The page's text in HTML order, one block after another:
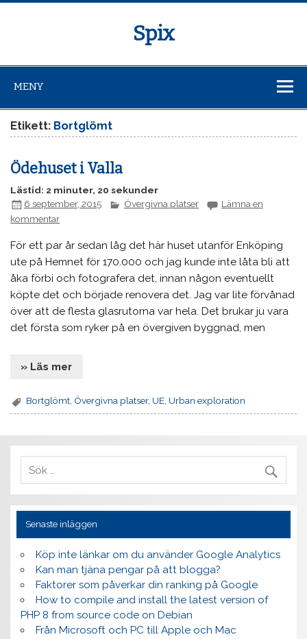
Spix
MENY
Etikett: Bortglömt
Ödehuset i Valla
Lästid: 2 minuter, 20 sekunder
6 september, 2015
Övergivna platser
Lämna en
kommentar
För ett par år sedan låg det här huset utanför Enköping
ute på Hemnet för 170.000 och jag kunde inte låta bli att
åka förbi och fotografera det, innan någon eventuellt
köpte det och började renovera det. Jag var lite förvånad
över att de flesta glasrutorna var hela. Det brukar ju vara
det första som ryker på en övergiven byggnad, men
» Läs mer
Bortglömt Övergivna platser, UE Urban exploration
Senaste inläggen
Köp inte länkar om du använder Google Analytics
Kan man tjäna pengar på att blogga?
Faktorer som påverkar din ranking på Google
How to compile and install the latest version of
PHP 8 from source code on Debian
Från Microsoft och PC till Apple och Mac